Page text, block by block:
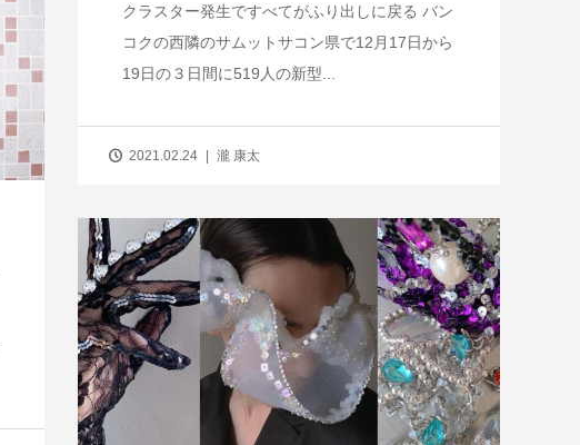
クラスター発生ですべてがふり出しに戻る バン
コクの西隣のサムットサコン県で12月17日から
19日の３日間に519人の新型...
2021.02.24 瀧 康太